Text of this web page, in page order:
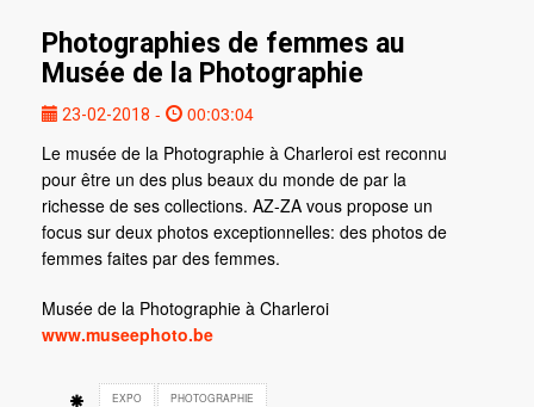
Photographies de femmes au
Musée de la Photographie
23-02-2018 -
00:03:04
Le musée de la Photographie à Charleroi est reconnu
pour être un des plus beaux du monde de par la
richesse de ses collections. AZ-ZA vous propose un
focus sur deux photos exceptionnelles: des photos de
femmes faites par des femmes.
Musée de la Photographie à Charleroi
www.museephoto.be
EXPO PHOTOGRAPHIE